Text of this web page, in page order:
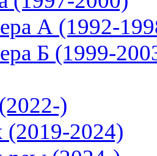
А (1992-
Б (1999-
)
(2019-2024)